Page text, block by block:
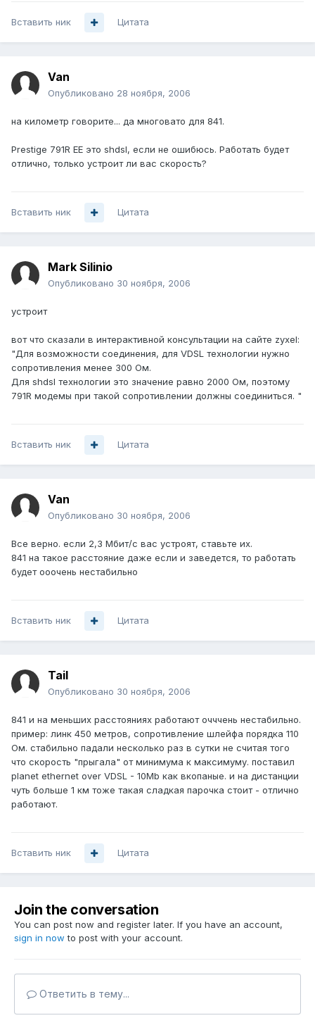
Вставить ник Цитата
Van
Опубликовано 28 ноября, 2006
на километр говорите... да многовато для 841.
Prestige 791R EE это shdsl, если не ошибюсь. Работать будет
отлично, только устроит ли вас скорость?
Вставить ник Цитата
Mark Silinio
Опубликовано 30 ноября, 2006
устроит
вот что сказали в интерактивной консультации на сайте zyxel:
"Для возможности соединения, для VDSL технологии нужно
сопротивления менее 300 Oм.
Для shdsl технологии это значение равно 2000 Ом, поэтому
791R модемы при такой сопротивлении должны соединиться. "
Вставить ник Цитата
Van
Опубликовано 30 ноября, 2006
Все верно. если 2,3 Мбит/с вас устроят, ставьте их.
841 на такое расстояние даже если и заведется, то работать
будет ооочень нестабильно
Вставить ник Цитата
Tail
Опубликовано 30 ноября, 2006
841 и на меньших расстояниях работают очччень нестабильно.
пример: линк 450 метров, сопротивление шлейфа порядка 110
Ом. стабильно падали несколько раз в сутки не считая того
что скорость "прыгала" от минимума к максимуму. поставил
planet ethernet over VDSL - 10Mb как вкопаные. и на дистанции
чуть больше 1 км тоже такая сладкая парочка стоит - отлично
работают.
Вставить ник Цитата
Join the conversation
You can post now and register later. If you have an account,
sign in now to post with your account.
Ответить в тему...